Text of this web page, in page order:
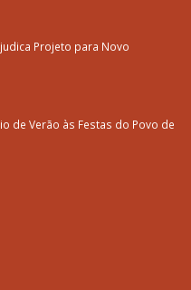
Projeto para Novo
de Verão às Festas do Povo de